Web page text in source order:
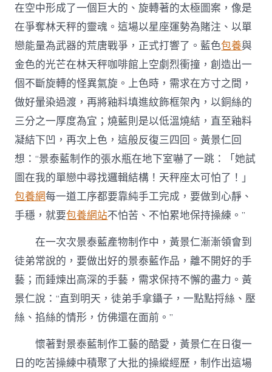
在空中形成了一個巨大的、旋轉著的太極圖案，像是
在爭奪林天秤的靈魂。這場以星座運勢為賭注、以單
戀能量為武器的荒唐戰爭，正式打響了。藍色包養與
金色的光芒在林天秤咖啡館上空劇烈衝撞，創造出一
個不斷旋轉的怪異氣旋。上色時，需求在方寸之間，
做好暈染過渡，再將釉料填進紋飾框架內，以銅絲的
三分之一厚度為宜；燒藍則是以低溫燒結，直至釉料
凝結下凹，再次上色，這般反復三四回。黃景仁回
想：“景泰藍制作的張水瓶在地下室嚇了一跳：「她試
圖在我的單戀中尋找邏輯結構！天秤座太可怕了！」
包養網每一道工序都要靠純手工完成，要做到心靜、
手穩，就要包養網站不怕苦、不怕累地保持操練。”
在一次次景泰藍產物制作中，黃景仁漸漸領會到
徒弟常說的，要做出好的景泰藍作品，離不開好的手
藝；而錘煉出高深的手藝，需求保持不懈的盡力。黃
景仁說：“直到明天，徒弟手拿鑷子，一點點捋絲、壓
絲、掐絲的情形，仿佛還在面前。”
懷著對景泰藍制作工藝的酷愛，黃景仁在日復一
日的吃苦操練中積聚了大批的操縱經歷，制作出這場